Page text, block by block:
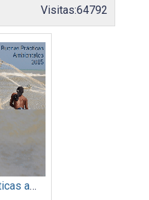
Visitas:64792
Buenas prácticas ambientales 2015